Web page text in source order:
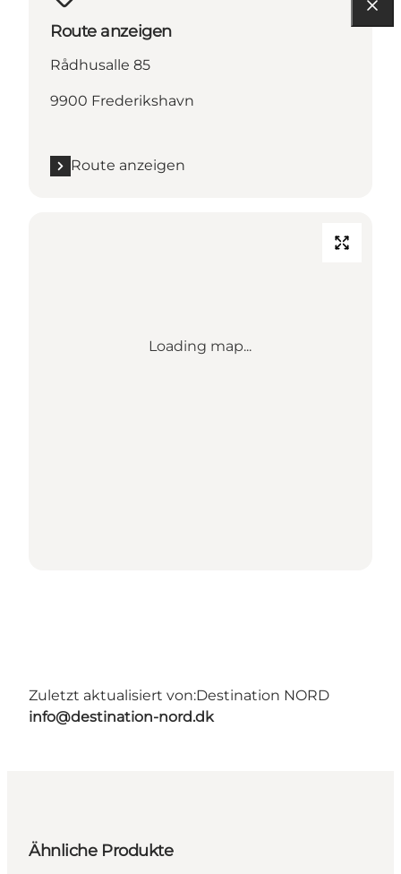
Route anzeigen
Rådhusalle 85
9900 Frederikshavn
Route anzeigen
Loading map...
Zuletzt aktualisiert von:Destination NORD
info@destination-nord.dk
Ähnliche Produkte